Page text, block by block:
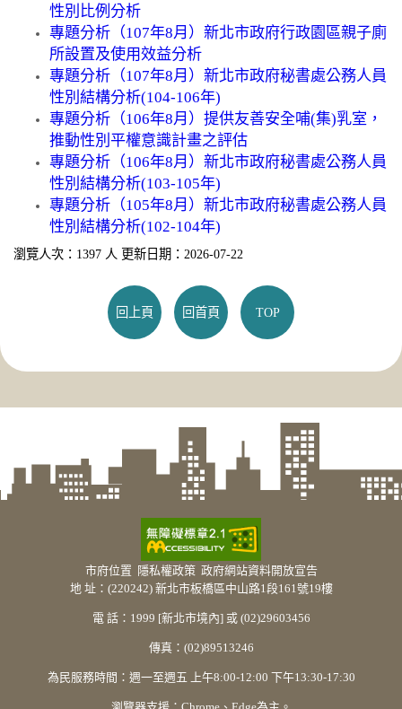
性別比例分析
專題分析（107年8月）新北市政府行政園區親子廁
所設置及使用效益分析
專題分析（107年8月）新北市政府秘書處公務人員
性別結構分析(104-106年)
專題分析（106年8月）提供友善安全哺(集)乳室，
推動性別平權意識計畫之評估
專題分析（106年8月）新北市政府秘書處公務人員
性別結構分析(103-105年)
專題分析（105年8月）新北市政府秘書處公務人員
性別結構分析(102-104年)
瀏覽人次：1397 人 更新日期：2026-07-22
回上頁 回首頁 TOP
市府位置 隱私權政策 政府網站資料開放宣告
地 址：(220242) 新北市板橋區中山路1段161號19樓
電 話：1999 [新北市境內] 或 (02)29603456
傳真：(02)89513246
為民服務時間：週一至週五 上午8:00-12:00 下午13:30-17:30